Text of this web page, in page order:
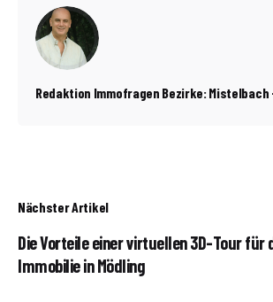
Redaktion Immofragen Bezirke: Mistelbach
Nächster Artikel
Die Vorteile einer virtuellen 3D-Tour für
Immobilie in Mödling